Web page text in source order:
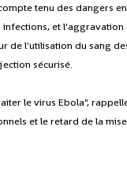
tenu des dangers
et
de l'utilisation du sang
sécurisé.
le virus Ebola",
et le retard de la